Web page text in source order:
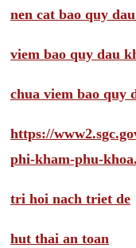
nen cat bao quy
viem bao quy dau
chua viem bao quy
https://
phi-kham-phu-
tri hoi nach triet de
hut thai an toan